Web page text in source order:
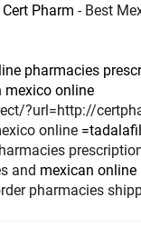
Pharm - Best
pharmacies
mexico online
?url=http://
online =
and mexican
pharmacies